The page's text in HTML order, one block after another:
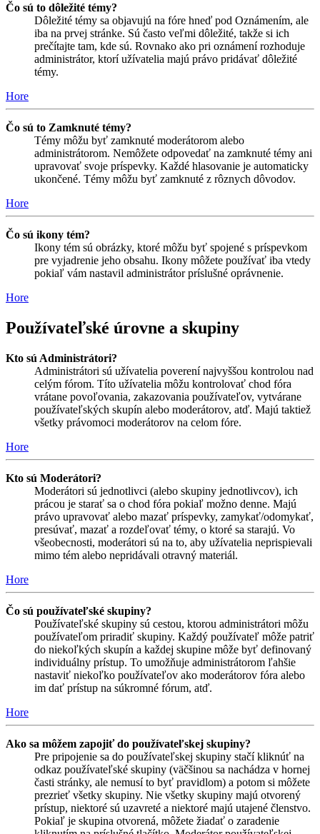
Čo sú to dôležité témy?
Dôležité témy sa objavujú na fóre hneď pod Oznámením, ale
iba na prvej stránke. Sú často veľmi dôležité, takže si ich
prečítajte tam, kde sú. Rovnako ako pri oznámení rozhoduje
administrátor, ktorí užívatelia majú právo pridávať dôležité
témy.
Hore
Čo sú to Zamknuté témy?
Témy môžu byť zamknuté moderátorom alebo
administrátorom. Nemôžete odpovedať na zamknuté témy ani
upravovať svoje príspevky. Každé hlasovanie je automaticky
ukončené. Témy môžu byť zamknuté z rôznych dôvodov.
Hore
Čo sú ikony tém?
Ikony tém sú obrázky, ktoré môžu byť spojené s príspevkom
pre vyjadrenie jeho obsahu. Ikony môžete používať iba vtedy
pokiaľ vám nastavil administrátor príslušné oprávnenie.
Hore
Používateľské úrovne a skupiny
Kto sú Administrátori?
Administrátori sú užívatelia poverení najvyššou kontrolou nad
celým fórom. Títo užívatelia môžu kontrolovať chod fóra
vrátane povoľovania, zakazovania používateľov, vytvárane
používateľských skupín alebo moderátorov, atď. Majú taktiež
všetky právomoci moderátorov na celom fóre.
Hore
Kto sú Moderátori?
Moderátori sú jednotlivci (alebo skupiny jednotlivcov), ich
prácou je starať sa o chod fóra pokiaľ možno denne. Majú
právo upravovať alebo mazať príspevky, zamykať/odomykať,
presúvať, mazať a rozdeľovať témy, o ktoré sa starajú. Vo
všeobecnosti, moderátori sú na to, aby užívatelia neprispievali
mimo tém alebo nepridávali otravný materiál.
Hore
Čo sú používateľské skupiny?
Používateľské skupiny sú cestou, ktorou administrátori môžu
používateľom priradiť skupiny. Každý používateľ môže patriť
do niekoľkých skupín a každej skupine môže byť definovaný
individuálny prístup. To umožňuje administrátorom ľahšie
nastaviť niekoľko používateľov ako moderátorov fóra alebo
im dať prístup na súkromné fórum, atď.
Hore
Ako sa môžem zapojiť do používateľskej skupiny?
Pre pripojenie sa do používateľskej skupiny stačí kliknúť na
odkaz používateľské skupiny (väčšinou sa nachádza v hornej
časti stránky, ale nemusí to byť pravidlom) a potom si môžete
prezrieť všetky skupiny. Nie všetky skupiny majú otvorený
prístup, niektoré sú uzavreté a niektoré majú utajené členstvo.
Pokiaľ je skupina otvorená, môžete žiadať o zaradenie